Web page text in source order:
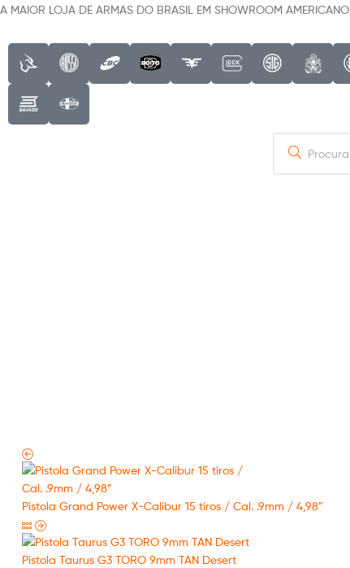
A MAIOR LOJA DE ARMAS DO BRASIL EM SHOWROOM AMERICANO
Sob Encomenda
Pistola Grand Power X-Calibur 15 tiros / Cal. .9mm / 4,98”
Pistola Taurus G3 TORO 9mm TAN Desert